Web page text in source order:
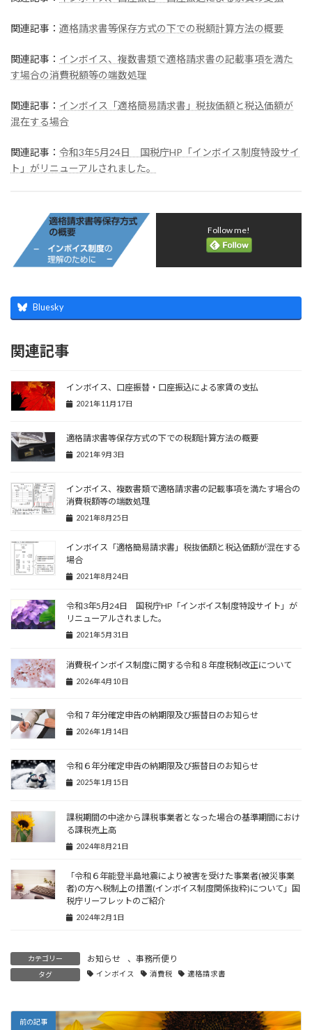
関連記事： 適格請求書等保存方式の下での税額計算方法の概要
関連記事： インボイス、複数書類で適格請求書の記載事項を満た
す場合の消費税額等の端数処理
関連記事： インボイス「適格簡易請求書」税抜価額と税込価額が
混在する場合
関連記事： 令和3年5月24日 国税庁HP「インボイス制度特設サイ
ト」がリニューアルされました。
Follow me!
Bluesky
関連記事
インボイス、口座振替・口座振込による家賃の支払
2021年11月17日
適格請求書等保存方式の下での税額計算方法の概要
2021年9月3日
インボイス、複数書類で適格請求書の記載事項を満たす場合の
消費税額等の端数処理
2021年8月25日
インボイス「適格簡易請求書」税抜価額と税込価額が混在する
場合
2021年8月24日
令和3年5月24日 国税庁HP「インボイス制度特設サイト」が
リニューアルされました。
2021年5月31日
消費税インボイス制度に関する令和８年度税制改正について
2026年4月10日
令和７年分確定申告の納期限及び振替日のお知らせ
2026年1月14日
令和６年分確定申告の納期限及び振替日のお知らせ
2025年1月15日
課税期間の中途から課税事業者となった場合の基準期間におけ
る課税売上高
2024年8月21日
「令和６年能登半島地震により被害を受けた事業者(被災事業
者)の方へ税制上の措置(インボイス制度関係抜粋)について」国
税庁リーフレットのご紹介
2024年2月1日
カテゴリー お知らせ 、 事務所便り
タグ インボイス 消費税 適格請求書
前の記事